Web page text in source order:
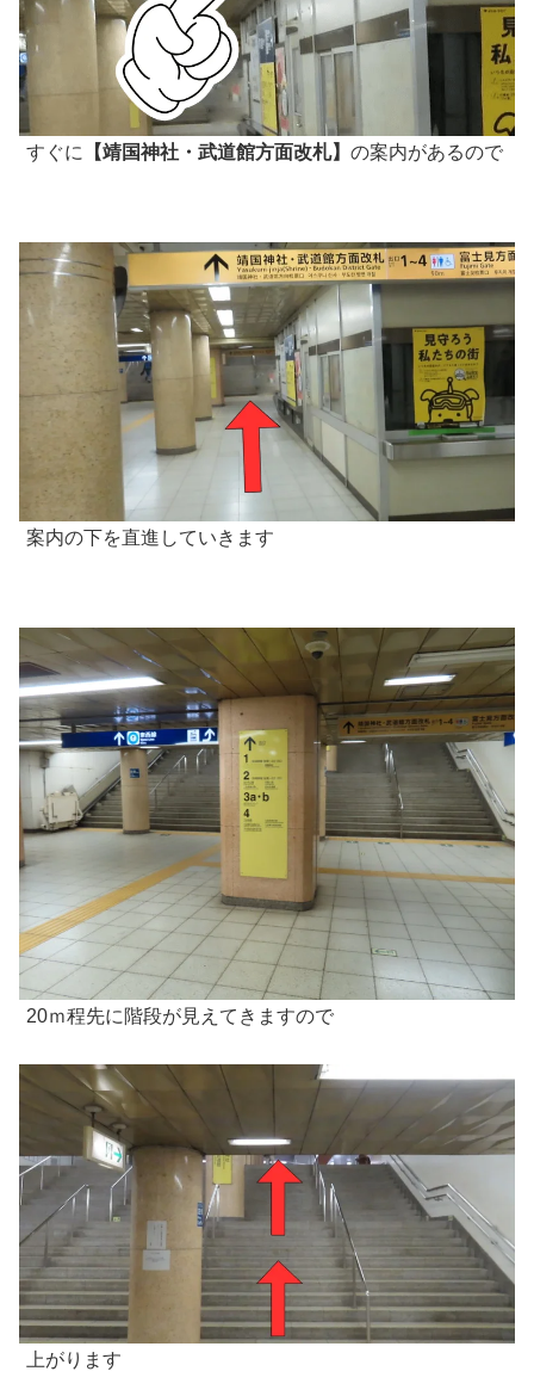
すぐに 【靖国神社・武道館方面改札】 の案内があるので
案内の下を直進していきます
20ｍ程先に階段が見えてきますので
上がります